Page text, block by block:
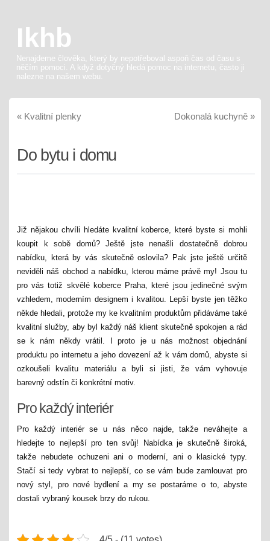
Ikhb
Nenajdeme člověka, který by nepotřeboval aspoň čas od času s
něčím pomoci. A když dotyčný hledá pomoc na internetu, často ji
nalezne na našem webu.
« Kvalitní plenky Dokonalá kuchyně »
Do bytu i domu
Již nějakou chvíli hledáte kvalitní koberce, které byste si mohli
koupit k sobě domů? Ještě jste nenašli dostatečně dobrou
nabídku, která by vás skutečně oslovila? Pak jste ještě určitě
neviděli náš obchod a nabídku, kterou máme právě my! Jsou tu
pro vás totiž skvělé koberce Praha, které jsou jedinečné svým
vzhledem, moderním designem i kvalitou. Lepší byste jen těžko
někde hledali, protože my ke kvalitním produktům přidáváme také
kvalitní služby, aby byl každý náš klient skutečně spokojen a rád
se k nám někdy vrátil. I proto je u nás možnost objednání
produktu po internetu a jeho dovezení až k vám domů, abyste si
ozkoušeli kvalitu materiálu a byli si jisti, že vám vyhovuje
barevný odstín či konkrétní motiv.
Pro každý interiér
Pro každý interiér se u nás něco najde, takže neváhejte a
hledejte to nejlepší pro ten svůj! Nabídka je skutečně široká,
takže nebudete ochuzeni ani o moderní, ani o klasické typy.
Stačí si tedy vybrat to nejlepší, co se vám bude zamlouvat pro
nový styl, pro nové bydlení a my se postaráme o to, abyste
dostali vybraný kousek brzy do rukou.